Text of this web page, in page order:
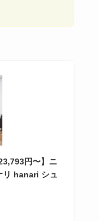
円〜】ニ
リ hanari シュ